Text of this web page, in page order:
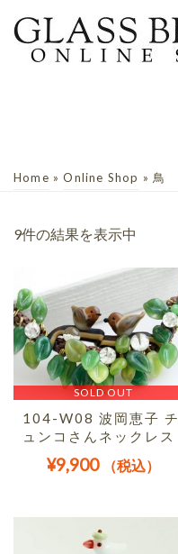
Home » Online Shop » 鳥
9件の結果を表示中
SOLD OUT
104-W08 波岡恵子 チ
ュンコさんネックレス
¥9,900 （税込）